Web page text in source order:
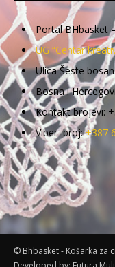
Portal BHbasket
UG “Centar
Ulica Šeste
Bosna i
Kontakt brojevi:
Viber broj:+387
© Bhbasket - Košarka za